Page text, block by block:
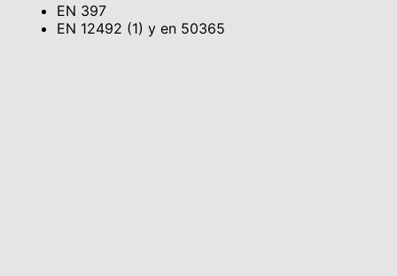
EN 397
EN 12492 (1) y en 50365